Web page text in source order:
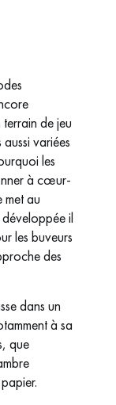
de jeu
variées
les
à cœur-
met au
il
les buveurs
des
dans un
à sa
que